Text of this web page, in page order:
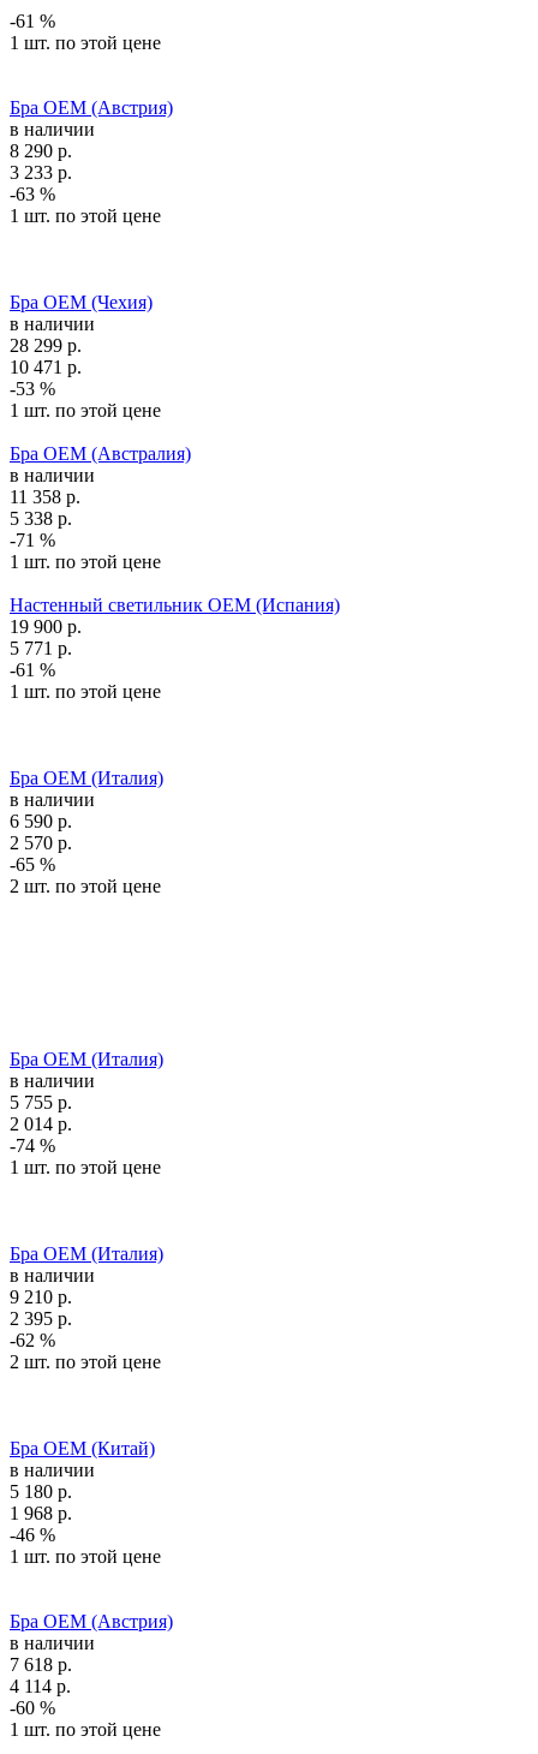
-61 %
1 шт. по этой цене
Бра OEM (Австрия)
в наличии
8 290 р.
3 233 р.
-63 %
1 шт. по этой цене
Бра OEM (Чехия)
в наличии
28 299 р.
10 471 р.
-53 %
1 шт. по этой цене
Бра OEM (Австралия)
в наличии
11 358 р.
5 338 р.
-71 %
1 шт. по этой цене
Настенный светильник OEM (Испания)
19 900 р.
5 771 р.
-61 %
1 шт. по этой цене
Бра OEM (Италия)
в наличии
6 590 р.
2 570 р.
-65 %
2 шт. по этой цене
Бра OEM (Италия)
в наличии
5 755 р.
2 014 р.
-74 %
1 шт. по этой цене
Бра OEM (Италия)
в наличии
9 210 р.
2 395 р.
-62 %
2 шт. по этой цене
Бра OEM (Китай)
в наличии
5 180 р.
1 968 р.
-46 %
1 шт. по этой цене
Бра OEM (Австрия)
в наличии
7 618 р.
4 114 р.
-60 %
1 шт. по этой цене